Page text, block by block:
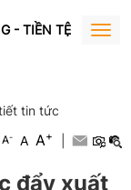
- TIỀN TỆ BẤT
tin tức
A- A A+
đẩy xuất